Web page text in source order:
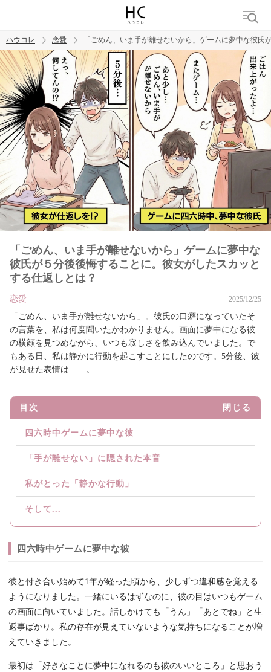
トレンド ワード
恋愛
ハウコレ 恋愛 「ごめん、いま手が離せないから」ゲームに夢中な彼
「ごめん、いま手が離せないから」ゲームに夢中な
彼氏が５分後後悔することに。彼女がしたスカッと
する仕返しとは？
恋愛 2025/12/25
「ごめん、いま手が離せないから」。彼氏の口癖になっていたそ
の言葉を、私は何度聞いたかわかりません。画面に夢中になる彼
の横顔を見つめながら、いつも寂しさを飲み込んでいました。で
もある日、私は静かに行動を起こすことにしたのです。5分後、彼
が見せた表情は——。
目次 閉じる
四六時中ゲームに夢中な彼
「手が離せない」に隠された本音
私がとった「静かな行動」
そして...
四六時中ゲームに夢中な彼
彼と付き合い始めて1年が経った頃から、少しずつ違和感を覚える
ようになりました。一緒にいるはずなのに、彼の目はいつもゲーム
の画面に向いていました。話しかけても「うん」「あとでね」と生
返事ばかり。私の存在が見えていないような気持ちになることが増
えていきました。
最初は「好きなことに夢中になれるのも彼のいいところ」と思おう